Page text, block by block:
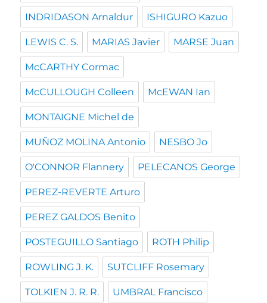
INDRIDASON Arnaldur ISHIGURO Kazuo
LEWIS C. S. MARIAS Javier MARSE Juan
McCARTHY Cormac
McCULLOUGH Colleen McEWAN Ian
MONTAIGNE Michel de
MUÑOZ MOLINA Antonio NESBO Jo
O'CONNOR Flannery PELECANOS George
PEREZ-REVERTE Arturo
PEREZ GALDOS Benito
POSTEGUILLO Santiago ROTH Philip
ROWLING J. K. SUTCLIFF Rosemary
TOLKIEN J. R. R. UMBRAL Francisco